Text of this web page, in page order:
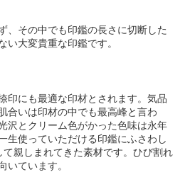
、その中でも印鑑の長さに切断した
い大変貴重な印鑑です。
印にも最適な印材とされます。気品
合いは印材の中でも最高峰と言わ
沢とクリーム色がかった色味は永年
生使っていただける印鑑にふさわし
親しまれてきた素材です。ひび割れ
いています。